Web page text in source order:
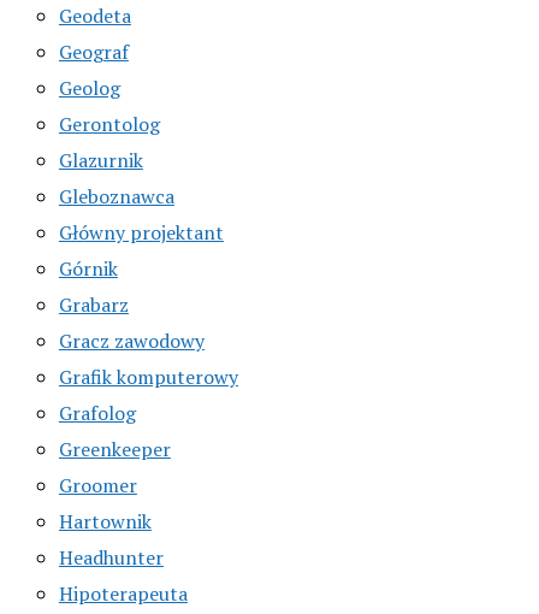
Geodeta
Geograf
Geolog
Gerontolog
Glazurnik
Gleboznawca
Główny projektant
Górnik
Grabarz
Gracz zawodowy
Grafik komputerowy
Grafolog
Greenkeeper
Groomer
Hartownik
Headhunter
Hipoterapeuta